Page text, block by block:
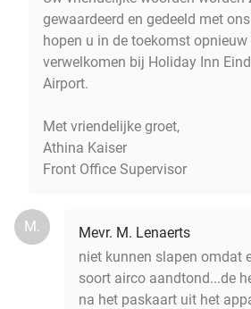
gewaardeerd en gedeeld met
hopen u in de toekomst opnieuw
verwelkomen bij Holiday Inn
Airport.
Met vriendelijke groet,
Athina Kaiser
Front Office Supervisor
M.
Mevr. M. Lenaerts
niet kunnen slapen omdat
soort airco aandtond...de
na het paskaart uit het